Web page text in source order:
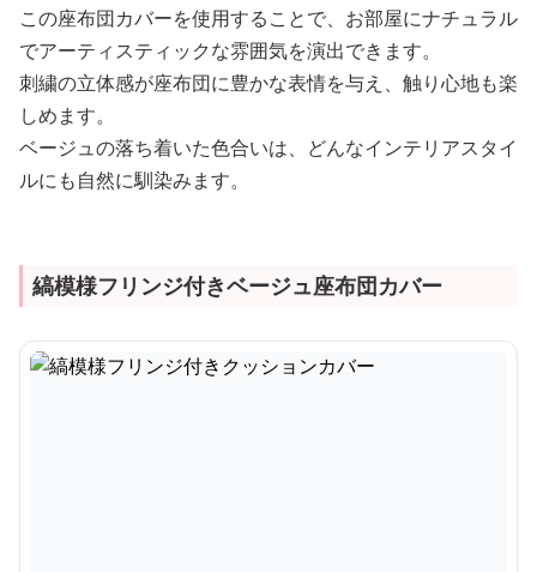
この座布団カバーを使用することで、お部屋にナチュラル
でアーティスティックな雰囲気を演出できます。
刺繍の立体感が座布団に豊かな表情を与え、触り心地も楽
しめます。
ベージュの落ち着いた色合いは、どんなインテリアスタイ
ルにも自然に馴染みます。
縞模様フリンジ付きベージュ座布団カバー